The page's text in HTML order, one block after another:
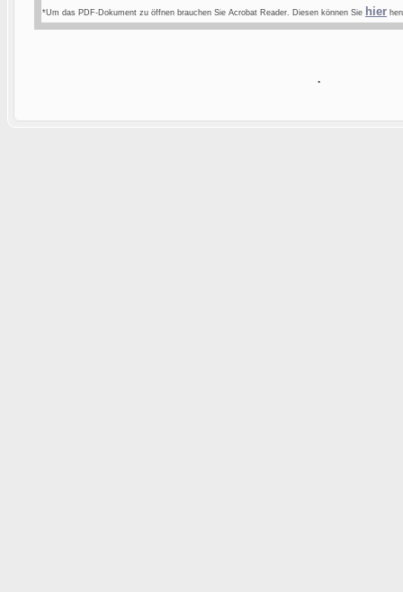
*Um das PDF-Dokument zu öffnen brauchen Sie Acrobat Reader. Diesen können Sie hier
.